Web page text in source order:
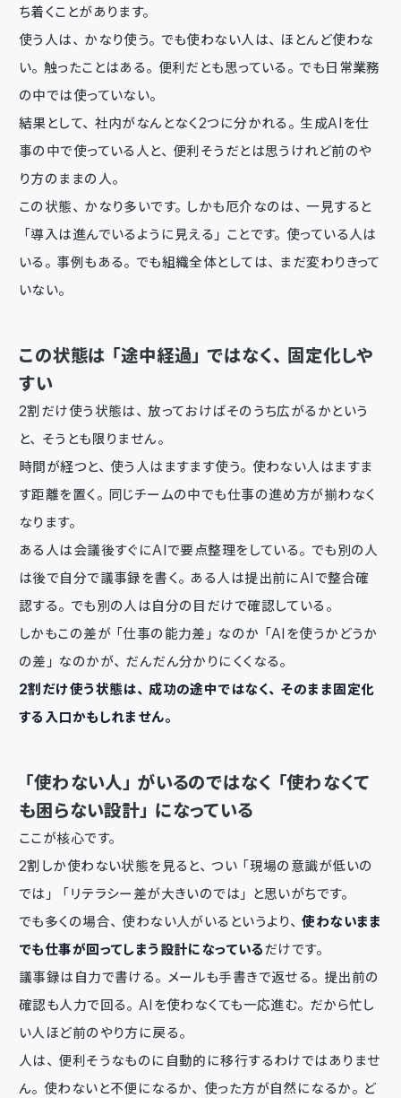
ち着くことがあります。
使う人は、かなり使う。でも使わない人は、ほとんど使わな
い。触ったことはある。便利だとも思っている。でも日常業務
の中では使っていない。
結果として、社内がなんとなく2つに分かれる。生成AIを仕
事の中で使っている人と、便利そうだとは思うけれど前のや
り方のままの人。
この状態、かなり多いです。しかも厄介なのは、一見すると
「導入は進んでいるように見える」ことです。使っている人は
いる。事例もある。でも組織全体としては、まだ変わりきって
いない。
この状態は「途中経過」ではなく、固定化しや
すい
2割だけ使う状態は、放っておけばそのうち広がるかという
と、そうとも限りません。
時間が経つと、使う人はますます使う。使わない人はますま
す距離を置く。同じチームの中でも仕事の進め方が揃わなく
なります。
ある人は会議後すぐにAIで要点整理をしている。でも別の人
は後で自分で議事録を書く。ある人は提出前にAIで整合確
認する。でも別の人は自分の目だけで確認している。
しかもこの差が「仕事の能力差」なのか「AIを使うかどうか
の差」なのかが、だんだん分かりにくくなる。
2割だけ使う状態は、成功の途中ではなく、そのまま固定化
する入口かもしれません。
「使わない人」がいるのではなく「使わなくて
も困らない設計」になっている
ここが核心です。
2割しか使わない状態を見ると、つい「現場の意識が低いの
では」「リテラシー差が大きいのでは」と思いがちです。
でも多くの場合、使わない人がいるというより、使わないまま
でも仕事が回ってしまう設計になっているだけです。
議事録は自力で書ける。メールも手書きで返せる。提出前の
確認も人力で回る。AIを使わなくても一応進む。だから忙し
い人ほど前のやり方に戻る。
人は、便利そうなものに自動的に移行するわけではありませ
ん。使わないと不便になるか、使った方が自然になるか。ど